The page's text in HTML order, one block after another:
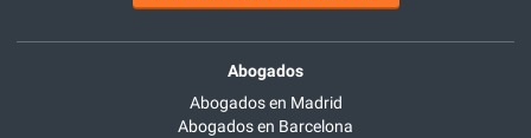
Abogados
Abogados en Madrid
Abogados en Barcelona